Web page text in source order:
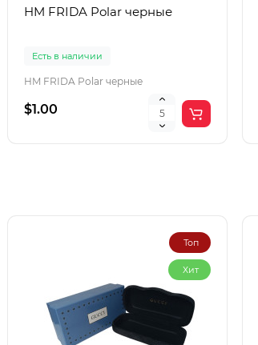
HM FRIDA Polar черные
Есть в наличии
HM FRIDA Polar черные
$1.00
Топ
Хит